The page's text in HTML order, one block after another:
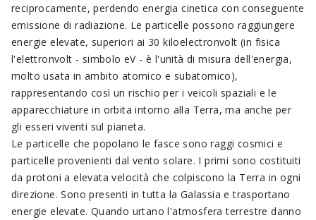
reciprocamente, perdendo energia cinetica con conseguente
emissione di radiazione. Le particelle possono raggiungere
energie elevate, superiori ai 30 kiloelectronvolt (in fisica
l'elettronvolt - simbolo eV - è l'unità di misura dell'energia,
molto usata in ambito atomico e subatomico),
rappresentando così un rischio per i veicoli spaziali e le
apparecchiature in orbita intorno alla Terra, ma anche per
gli esseri viventi sul pianeta.
Le particelle che popolano le fasce sono raggi cosmici e
particelle provenienti dal vento solare. I primi sono costituiti
da protoni a elevata velocità che colpiscono la Terra in ogni
direzione. Sono presenti in tutta la Galassia e trasportano
energie elevate. Quando urtano l'atmosfera terrestre danno